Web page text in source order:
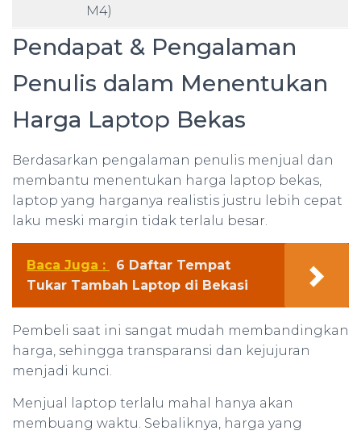
M4)
Pendapat & Pengalaman
Penulis dalam Menentukan
Harga Laptop Bekas
Berdasarkan pengalaman penulis menjual dan
membantu menentukan harga laptop bekas,
laptop yang harganya realistis justru lebih cepat
laku meski margin tidak terlalu besar.
Baca Juga :
6 Daftar Tempat
Tukar Tambah Laptop di Bekasi
Pembeli saat ini sangat mudah membandingkan
harga, sehingga transparansi dan kejujuran
menjadi kunci.
Menjual laptop terlalu mahal hanya akan
membuang waktu. Sebaliknya, harga yang